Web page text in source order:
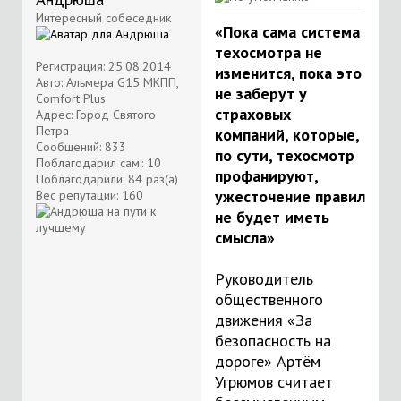
Интересный собеседник
Регистрация: 25.08.2014
Авто: Альмера G15 МКПП,
Comfort Plus
Адрес: Город Святого
Петра
Сообщений: 833
Поблагодарил сам:: 10
Поблагодарили: 84 раз(а)
Вес репутации: 160
«Пока сама система
техосмотра не
изменится, пока это
не заберут у
страховых
компаний, которые,
по сути, техосмотр
профанируют,
ужесточение правил
не будет иметь
смысла»
Руководитель
общественного
движения «За
безопасность на
дороге» Артём
Угрюмов считает